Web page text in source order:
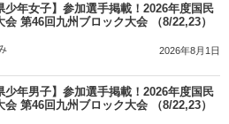
少年女子】参加選手掲載！2026年度国民
会 第46回九州ブロック大会 （8/22,23）
2026年8月1日
少年男子】参加選手掲載！2026年度国民
会 第46回九州ブロック大会 （8/22,23）